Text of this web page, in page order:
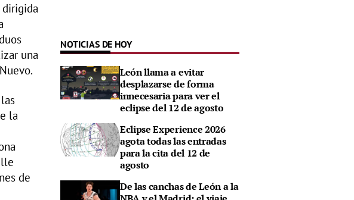
una
la
de
NOTICIAS DE HOY
León llama a evitar
desplazarse de forma
innecesaria para ver el
eclipse del 12 de agosto
Eclipse Experience 2026
agota todas las entradas
para la cita del 12 de
agosto
De las canchas de León a la